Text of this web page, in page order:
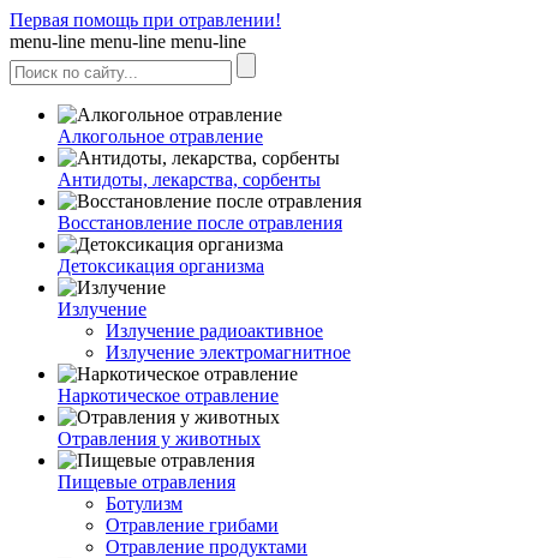
Первая помощь при отравлении!
menu-line menu-line menu-line
Алкогольное отравление
Антидоты, лекарства, сорбенты
Восстановление после отравления
Детоксикация организма
Излучение
Излучение радиоактивное
Излучение электромагнитное
Наркотическое отравление
Отравления у животных
Пищевые отравления
Ботулизм
Отравление грибами
Отравление продуктами